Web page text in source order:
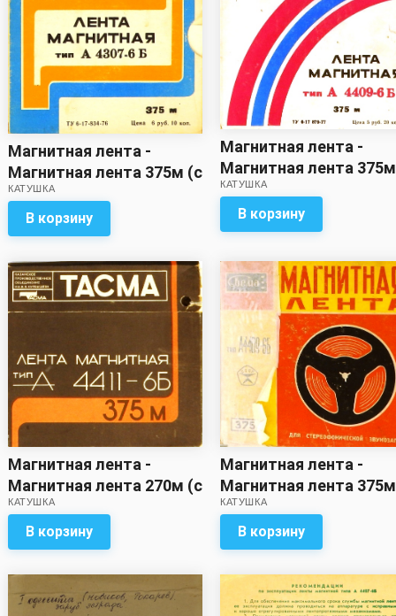
Магнитная лента -
Магнитная лента 375м (с
записью)
КАТУШКА
В корзину
Магнитная лента -
Магнитная лента
записью)
КАТУШКА
В корзину
Магнитная лента -
Магнитная лента 270м (с
записью) *
КАТУШКА
В корзину
Магнитная лента -
Магнитная лента
записью)
КАТУШКА
В корзину